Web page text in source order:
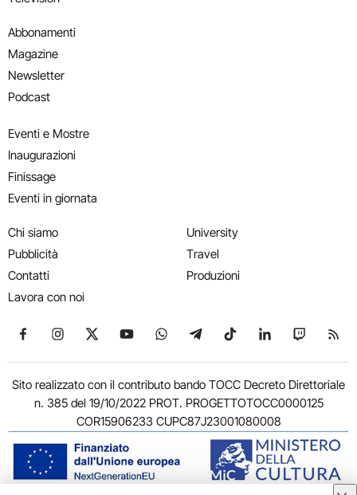
Abbonamenti
Magazine
Newsletter
Podcast
Eventi e Mostre
Inaugurazioni
Finissage
Eventi in giornata
Chi siamo
Pubblicità
Contatti
Lavora con noi
University
Travel
Produzioni
Seguici su Facebook
Seguici su Instagram
Seguici su X
Seguici su YouTube
Seguici su WhatsApp
Seguici su Telegram
Seguici su TikTok
Seguici su
Seguici
Sito realizzato con il contributo bando TOCC Decreto Direttoriale
n. 385 del 19/10/2022 PROT. PROGETTOTOCC0000125
COR15906233 CUPC87J23001080008